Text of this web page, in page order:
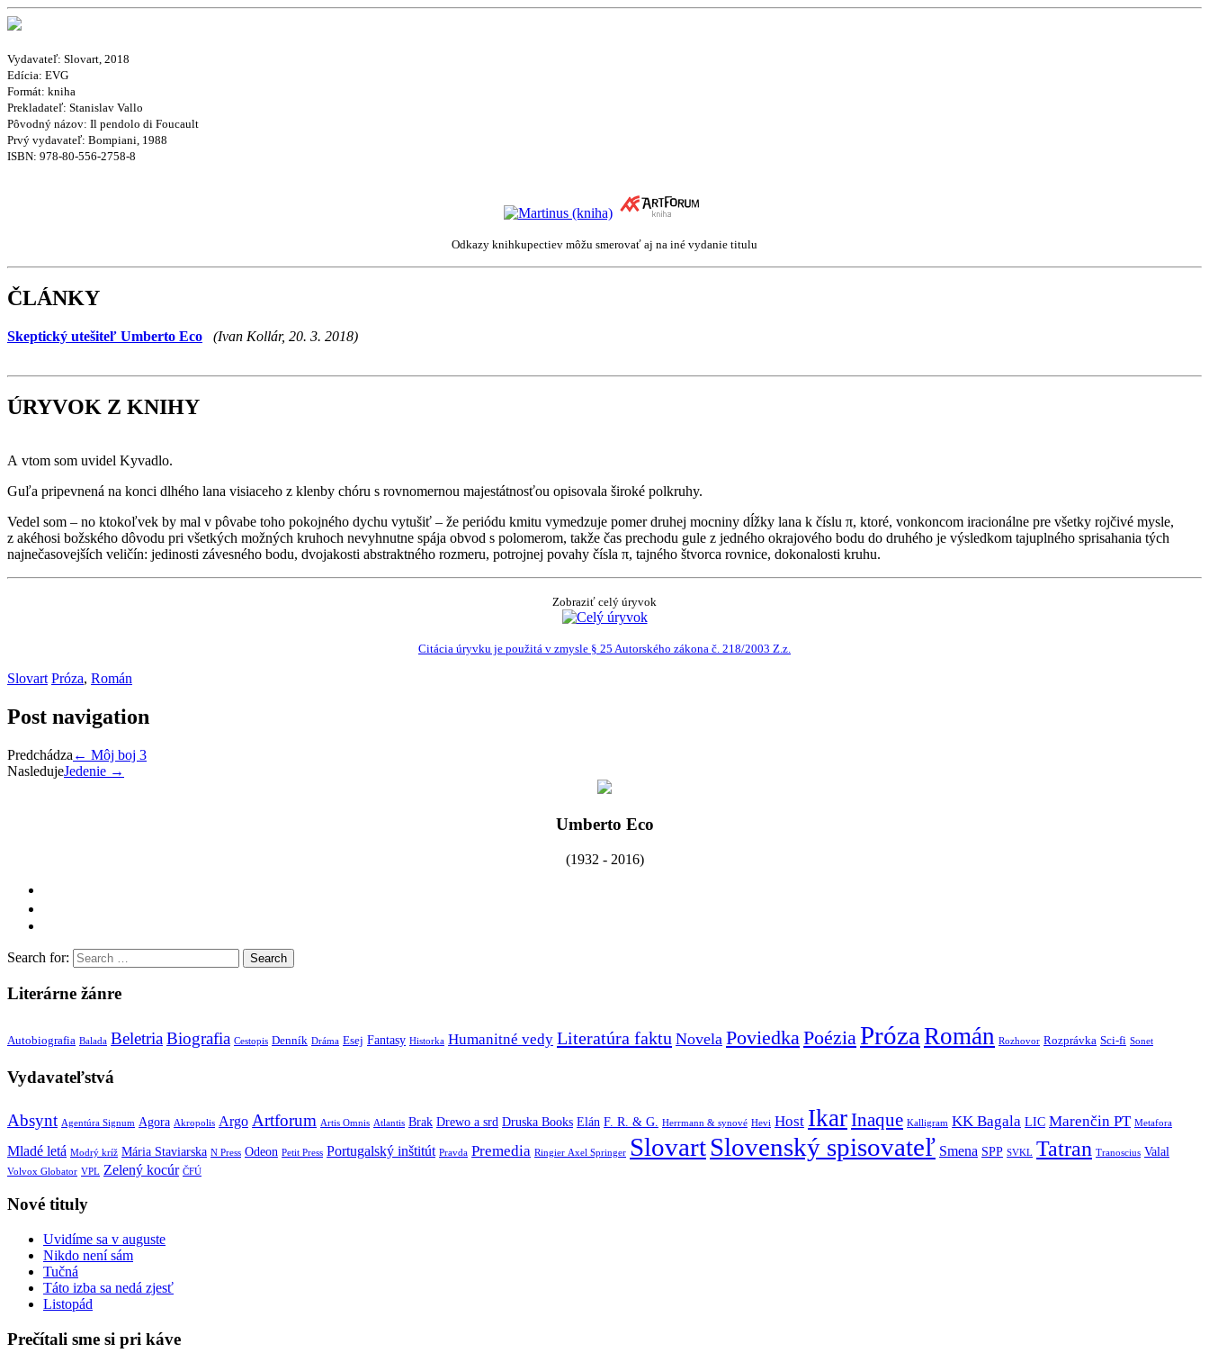
Vydavateľ: Slovart, 2018
Edícia: EVG
Formát: kniha
Prekladateľ: Stanislav Vallo
Pôvodný názov: Il pendolo di Foucault
Prvý vydavateľ: Bompiani, 1988
ISBN: 978-80-556-2758-8
Odkazy knihkupectiev môžu smerovať aj na iné vydanie titulu
ČLÁNKY
Skeptický utešiteľ Umberto Eco (Ivan Kollár, 20. 3. 2018)
ÚRYVOK Z KNIHY
A vtom som uvidel Kyvadlo.
Guľa pripevnená na konci dlhého lana visiaceho z klenby chóru s rovnomernou majestátnosťou opisovala široké polkruhy.
Vedel som – no ktokoľvek by mal v pôvabe toho pokojného dychu vytušiť – že periódu kmitu vymedzuje pomer druhej mocniny dĺžky lana k číslu π, ktoré, vonkoncom iracionálne pre všetky rojčivé mysle,
z akéhosi božského dôvodu pri všetkých možných kruhoch nevyhnutne spája obvod s polomerom, takže čas prechodu gule z jedného okrajového bodu do druhého je výsledkom tajuplného sprisahania tých
najnečasovejších veličín: jedinosti závesného bodu, dvojakosti abstraktného rozmeru, potrojnej povahy čísla π, tajného štvorca rovnice, dokonalosti kruhu.
Zobraziť celý úryvok
Citácia úryvku je použitá v zmysle § 25 Autorského zákona č. 218/2003 Z.z.
Slovart Próza, Román
Post navigation
Predchádza ← Môj boj 3
NasledujeJedenie →
Umberto Eco
(1932 - 2016)
Search for:
Literárne žánre
Autobiografia Balada BeletriaBiografia Cestopis Denník Dráma Esej Fantasy Historka Humanitné vedy Literatúra faktu Novela PoviedkaPoéziaPróza Román Rozhovor Rozprávka Sci-fi Sonet
Vydavateľstvá
Absynt Agentúra Signum Agora Akropolis Argo Artforum Artis Omnis Atlantis Brak Drewo a srd Druska Books Elán F. R. & G. Herrmann & synové Hevi Host IkarInaque Kalligram KK Bagala LIC Marenčin PT Metafora
Mladé letá Modrý kríž Mária Staviarska N Press Odeon Petit Press Portugalský inštitút Pravda Premedia Ringier Axel Springer SlovartSlovenský spisovateľ Smena SPP SVKL Tatran Tranoscius Valal
Volvox Globator VPL Zelený kocúr ČFÚ
Nové tituly
Uvidíme sa v auguste
Nikdo není sám
Tučná
Táto izba sa nedá zjesť
Listopád
Prečítali sme si pri káve